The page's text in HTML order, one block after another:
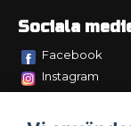
Sociala
Facebook
Instagram